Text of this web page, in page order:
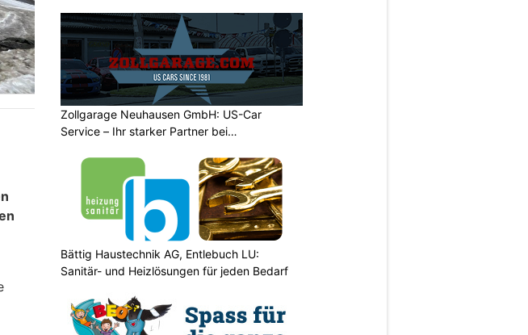
Zollgarage Neuhausen GmbH: US-Car
Service – Ihr starker Partner bei
Bättig Haustechnik AG, Entlebuch LU:
Sanitär- und Heizlösungen für jeden Bedarf